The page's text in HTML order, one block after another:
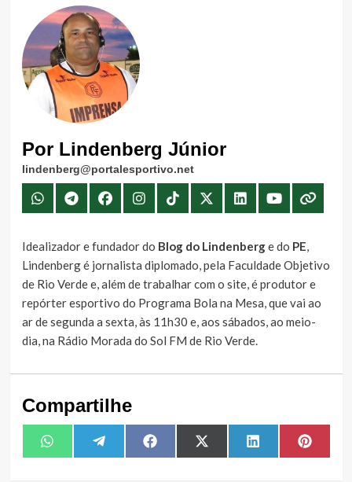
Por Lindenberg Júnior
lindenberg@portalesportivo.net
Idealizador e fundador do Blog do Lindenberge do PE,
Lindenberg é jornalista diplomado, pela Faculdade Objetivo
de Rio Verde e, além de trabalhar com o site, é produtor e
repórter esportivo do Programa Bola na Mesa, que vai ao
ar de segunda a sexta, às 11h30 e, aos sábados, ao meio-
dia, na Rádio Morada do Sol FM de Rio Verde.
Compartilhe
Share
on
WhatsAppShare
on
TelegramShare
on
FacebookShare
on
X
(Twitter)
Share
on
LinkedIn Share
on